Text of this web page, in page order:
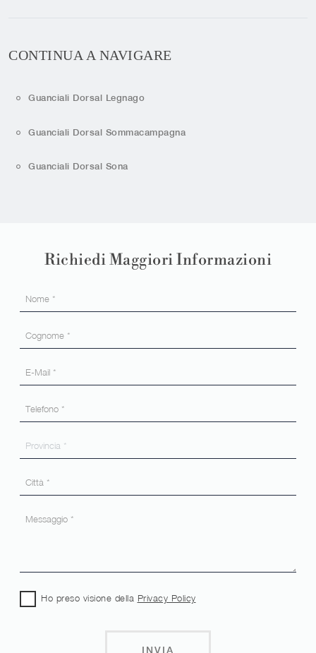
CONTINUA A NAVIGARE
Guanciali Dorsal Legnago
Guanciali Dorsal Sommacampagna
Guanciali Dorsal Sona
Richiedi Maggiori Informazioni
Ho preso visione della Privacy Policy
INVIA